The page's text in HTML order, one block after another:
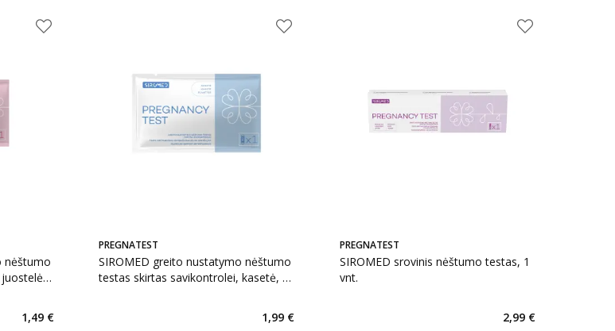
nėštumo
1,49 €
PREGNATEST
SIROMED greito nustatymo nėštumo
testas skirtas savikontrolei, kasetė, 1
1,99 €
PREGNATEST
SIROMED srovinis nėštumo testas, 1
vnt.
2,99 €